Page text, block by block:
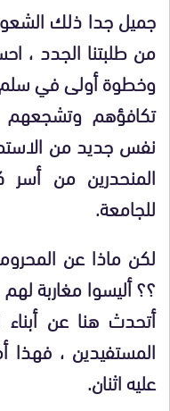
جميل جدا ذلك
من طلبتنا الجدد ،
وخطوة أولى في سلم
تكافؤهم وتشجعهم
نفس جديد من
المنحدرين من أسر
للجامعة.
لكن ماذا عن
؟؟ أليسوا مغاربة
أتحدث هنا عن أبناء
المستفيدين ،
عليه اثنان.